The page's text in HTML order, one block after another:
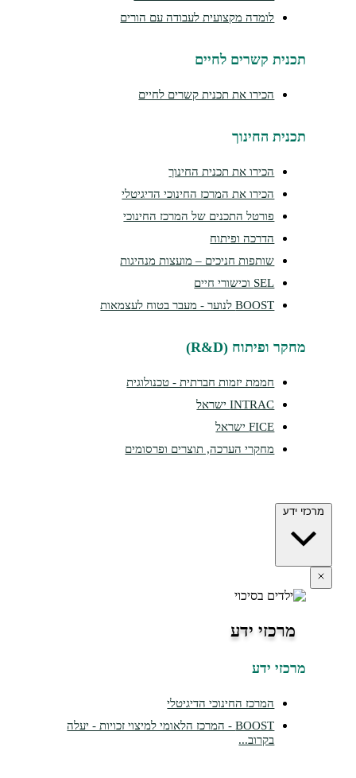
לומדה מקצועית לעבודה עם הורים
תכנית קשרים לחיים
הכירו את תכנית קשרים לחיים
תכנית החינוך
הכירו את תכנית החינוך
הכירו את המרכז החינוכי הדיגיטלי
פורטל התכנים של המרכז החינוכי
הדרכה ופיתוח
שותפות חניכים – מועצות מנהיגות
SEL וכישורי חיים
BOOST לנוער - מעבר בטוח לעצמאות
מחקר ופיתוח (R&D)
חממת יזמות חברתית - טכנולוגית
INTRAC ישראל
FICE ישראל
מחקרי הערכה, תוצרים ופרסומים
מרכזי ידע
מרכזי ידע
מרכזי ידע
המרכז החינוכי הדיגיטלי
BOOST - המרכז הלאומי למיצוי זכויות - יעלה
בקרוב...